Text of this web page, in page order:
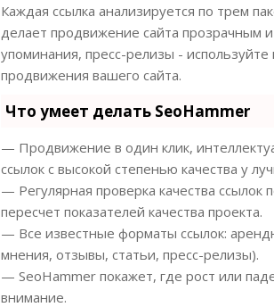
Каждая ссылка анализируется по трем
делает продвижение сайта прозрачным
упоминания, пресс-релизы -
продвижения вашего сайта.
Что умеет делать SeoHammer
— Продвижение в один клик,
ссылок с высокой степенью качества у
— Регулярная проверка качества
пересчет показателей качества проекта.
— Все известные форматы ссылок:
мнения, отзывы, статьи, пресс-релизы).
— SeoHammer покажет, где рост или
внимание.